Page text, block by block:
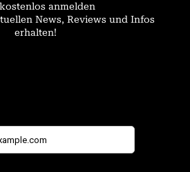
anmelden
News, Reviews und Infos
erhalten!